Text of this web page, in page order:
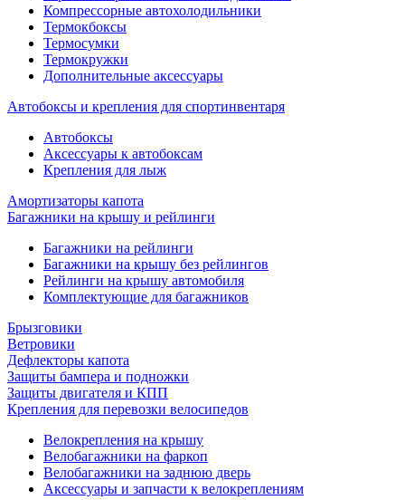
Компрессорные автохолодильники
Термокбоксы
Термосумки
Термокружки
Дополнительные аксессуары
Автобоксы и крепления для спортинвентаря
Автобоксы
Аксессуары к автобоксам
Крепления для лыж
Амортизаторы капота
Багажники на крышу и рейлинги
Багажники на рейлинги
Багажники на крышу без рейлингов
Рейлинги на крышу автомобиля
Комплектующие для багажников
Брызговики
Ветровики
Дефлекторы капота
Защиты бампера и подножки
Защиты двигателя и КПП
Крепления для перевозки велосипедов
Велокрепления на крышу
Велобагажники на фаркоп
Велобагажники на заднюю дверь
Аксессуары и запчасти к велокреплениям